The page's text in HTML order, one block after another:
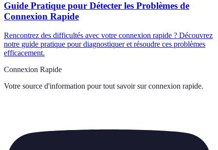
Guide Pratique pour Détecter les Problèmes de
Connexion Rapide
Rencontrez des difficultés avec votre connexion rapide ? Découvrez
notre guide pratique pour diagnostiquer et résoudre ces problèmes
efficacement.
Connexion Rapide
Votre source d'information pour tout savoir sur connexion rapide.